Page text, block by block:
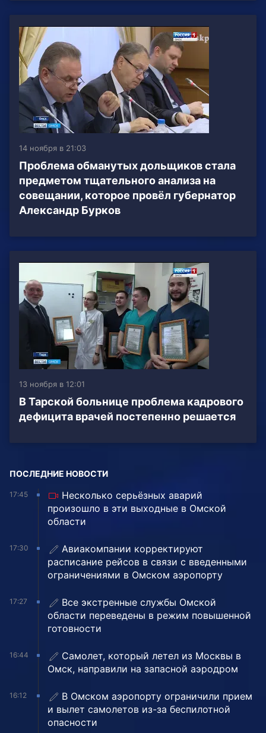
14 ноября в 21:03
Проблема обманутых дольщиков стала
предметом тщательного анализа на
совещании, которое провёл губернатор
Александр Бурков
13 ноября в 12:01
В Тарской больнице проблема кадрового
дефицита врачей постепенно решается
ПОСЛЕДНИЕ НОВОСТИ
17:45
Несколько серьёзных аварий
произошло в эти выходные в Омской
области
17:30
Авиакомпании корректируют
расписание рейсов в связи с введенными
ограничениями в Омском аэропорту
17:27
Все экстренные службы Омской
области переведены в режим повышенной
готовности
16:44
Самолет, который летел из Москвы в
Омск, направили на запасной аэродром
16:12
В Омском аэропорту ограничили прием
и вылет самолетов из-за беспилотной
опасности